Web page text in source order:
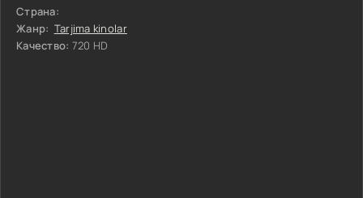
Страна:
Жанр: Tarjima kinolar
Качество: 720 HD